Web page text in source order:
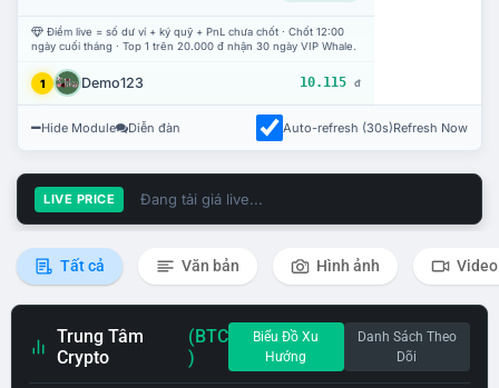
Điểm live = số dư ví + ký quỹ + PnL chưa chốt · Chốt 12:00
ngày cuối tháng · Top 1 trên 20.000 đ nhận 30 ngày VIP Whale.
1 Demo123 10.115 đ
Hide Module Diễn đàn Auto-refresh (30s)Refresh Now
LIVE PRICE Đang tải giá live...
Tất cả Văn bản Hình ảnh Video
Trung Tâm
Crypto
(BTC
)
Biểu Đồ Xu
Hướng
Danh Sách Theo
Dõi